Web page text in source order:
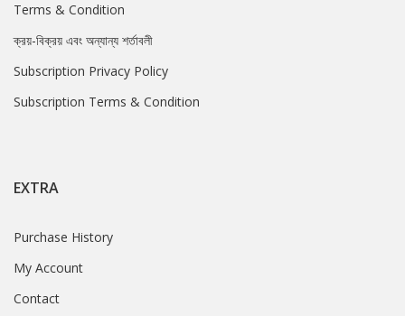
Terms & Condition
ক্রয়-বিক্রয় এবং অন্যান্য শর্তাবলী
Subscription Privacy Policy
Subscription Terms & Condition
EXTRA
Purchase History
My Account
Contact